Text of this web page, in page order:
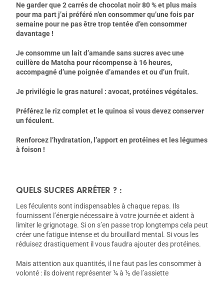
Ne garder que 2 carrés de chocolat noir 80 % et plus mais
pour ma part j’ai préféré n’en consommer qu’une fois par
semaine pour ne pas être trop tentée d’en consommer
davantage !
Je consomme un lait d’amande sans sucres avec une
cuillère de Matcha pour récompense à 16 heures,
accompagné d’une poignée d’amandes et ou d’un fruit.
Je privilégie le gras naturel : avocat, protéines végétales.
Préférez le riz complet et le quinoa si vous devez conserver
un féculent.
Renforcez l’hydratation, l’apport en protéines et les légumes
à foison !
QUELS SUCRES ARRÊTER ? :
Les féculents sont indispensables à chaque repas. Ils
fournissent l’énergie nécessaire à votre journée et aident à
limiter le grignotage. Si on s’en passe trop longtemps cela peut
créer une fatigue intense et du brouillard mental. Si vous les
réduisez drastiquement il vous faudra ajouter des protéines.
Mais attention aux quantités, il ne faut pas les consommer à
volonté : ils doivent représenter ¼ à ½ de l’assiette